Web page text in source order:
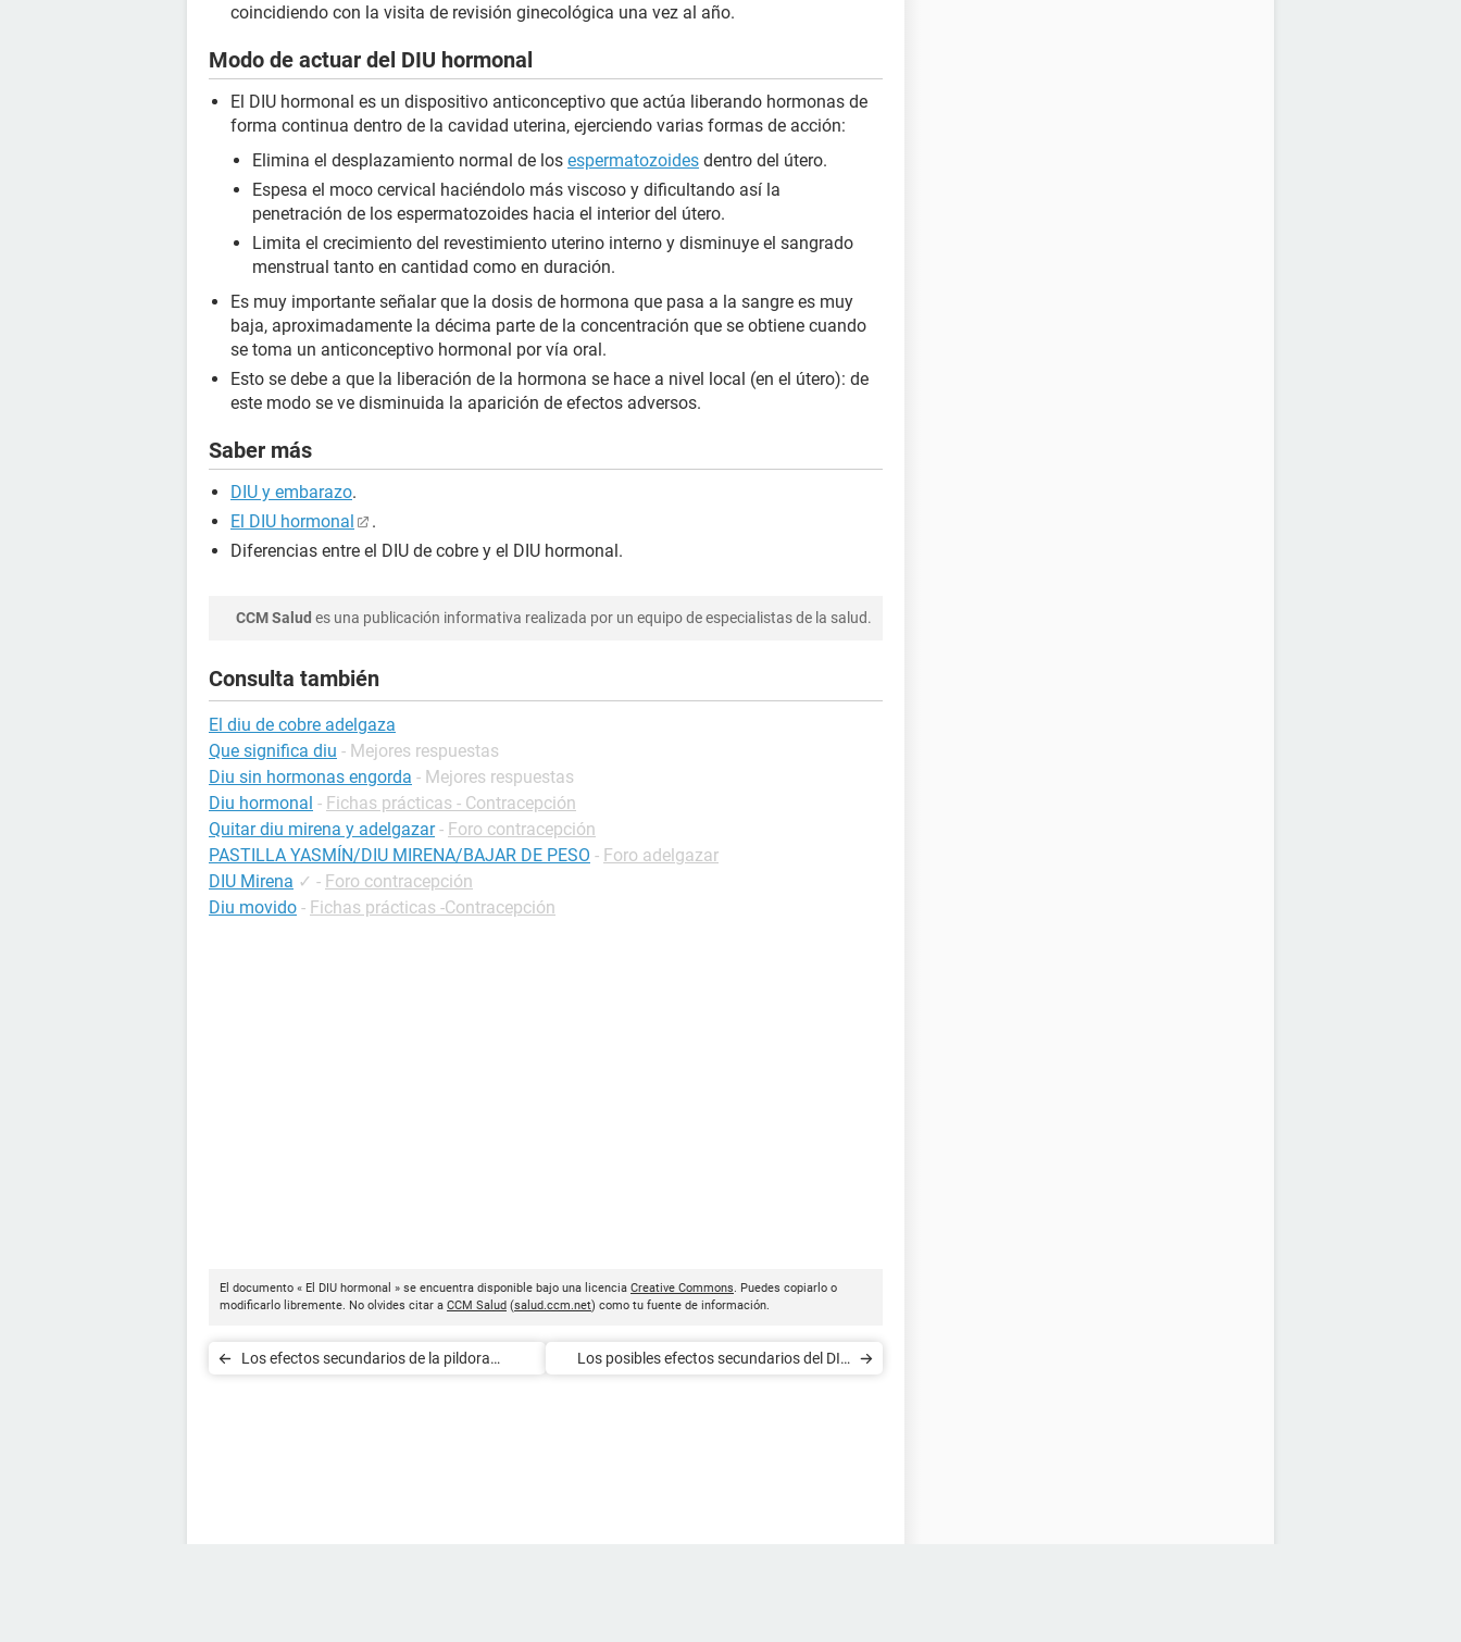
coincidiendo con la visita de revisión ginecológica una vez al año.
Modo de actuar del DIU hormonal
El DIU hormonal es un dispositivo anticonceptivo que actúa liberando hormonas de
forma continua dentro de la cavidad uterina, ejerciendo varias formas de acción:
Elimina el desplazamiento normal de los espermatozoides dentro del útero.
Espesa el moco cervical haciéndolo más viscoso y dificultando así la
penetración de los espermatozoides hacia el interior del útero.
Limita el crecimiento del revestimiento uterino interno y disminuye el sangrado
menstrual tanto en cantidad como en duración.
Es muy importante señalar que la dosis de hormona que pasa a la sangre es muy
baja, aproximadamente la décima parte de la concentración que se obtiene cuando
se toma un anticonceptivo hormonal por vía oral.
Esto se debe a que la liberación de la hormona se hace a nivel local (en el útero): de
este modo se ve disminuida la aparición de efectos adversos.
Saber más
DIU y embarazo.
El DIU hormonal
.
Diferencias entre el DIU de cobre y el DIU hormonal.
CCM Salud es una publicación informativa realizada por un equipo de especialistas de la salud.
Consulta también
El diu de cobre adelgaza
Que significa diu - Mejores respuestas
Diu sin hormonas engorda - Mejores respuestas
Diu hormonal - Fichas prácticas - Contracepción
Quitar diu mirena y adelgazar - Foro contracepción
PASTILLA YASMÍN/DIU MIRENA/BAJAR DE PESO - Foro adelgazar
DIU Mirena ✓ - Foro contracepción
Diu movido - Fichas prácticas -Contracepción
El documento « El DIU hormonal » se encuentra disponible bajo una licencia Creative Commons. Puedes copiarlo o
modificarlo libremente. No olvides citar a CCM Salud (salud.ccm.net) como tu fuente de información.
Los efectos secundarios de la pildora
Los posibles efectos secundarios del DIU